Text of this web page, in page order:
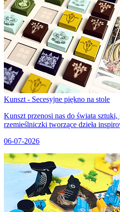
Kunszt - Secesyjne piękno na stole
Kunszt przenosi nas do świata
rzemieślniczki tworzące dzieła
06-07-2026